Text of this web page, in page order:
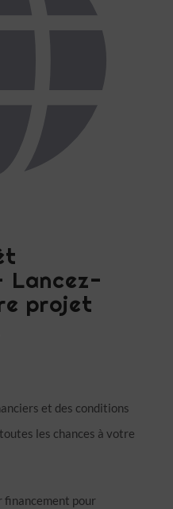
Lancez-
projet
et des conditions
les chances à votre
financement pour